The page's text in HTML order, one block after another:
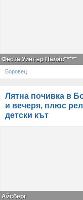
Феста Уинтър Палас*****
Боровец
Лятна почивка в
и вечеря, плюс
детски кът
Айсберг